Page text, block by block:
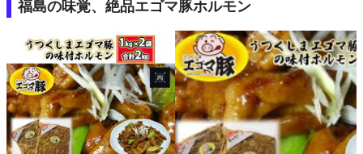
福島の味覚、絶品エゴマ豚ホルモン